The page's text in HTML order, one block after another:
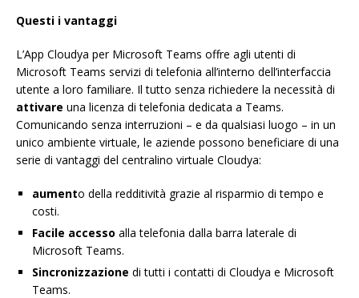
Questi i vantaggi
L’App Cloudya per Microsoft Teams offre agli utenti di
Microsoft Teams servizi di telefonia all’interno dell’interfaccia
utente a loro familiare. Il tutto senza richiedere la necessità di
attivare una licenza di telefonia dedicata a Teams.
Comunicando senza interruzioni – e da qualsiasi luogo – in un
unico ambiente virtuale, le aziende possono beneficiare di una
serie di vantaggi del centralino virtuale Cloudya:
aumento della redditività grazie al risparmio di tempo e
costi.
Facile accesso alla telefonia dalla barra laterale di
Microsoft Teams.
Sincronizzazione di tutti i contatti di Cloudya e Microsoft
Teams.